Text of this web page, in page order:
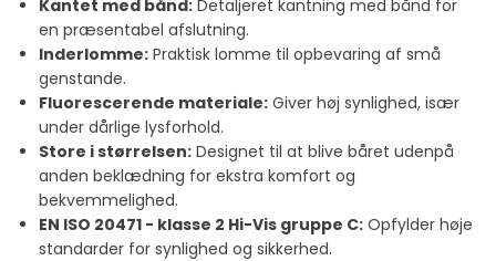
Kantet med bånd: Detaljeret kantning med bånd for
en præsentabel afslutning.
Inderlomme: Praktisk lomme til opbevaring af små
genstande.
Fluorescerende materiale: Giver høj synlighed, især
under dårlige lysforhold.
Store i størrelsen: Designet til at blive båret udenpå
anden beklædning for ekstra komfort og
bekvemmelighed.
EN ISO 20471 - klasse 2 Hi-Vis gruppe C: Opfylder høje
standarder for synlighed og sikkerhed.